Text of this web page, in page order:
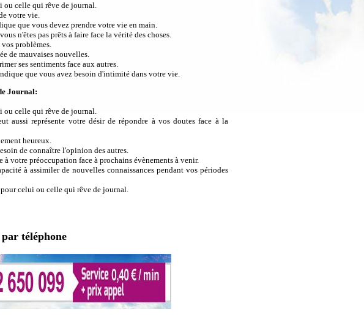
ou celle qui rêve de journal.
votre vie.
que vous devez prendre votre vie en main.
n'êtes pas prêts à faire face la vérité des choses.
problèmes.
de mauvaises nouvelles.
ses sentiments face aux autres.
que vous avez besoin d'intimité dans votre vie.
Journal:
ou celle qui rêve de journal.
aussi représente votre désir de répondre à vos doutes face à la
heureux.
de connaître l'opinion des autres.
à votre préoccupation face à prochains évènements à venir.
à assimiler de nouvelles connaissances pendant vos périodes
celui ou celle qui rêve de journal.
téléphone